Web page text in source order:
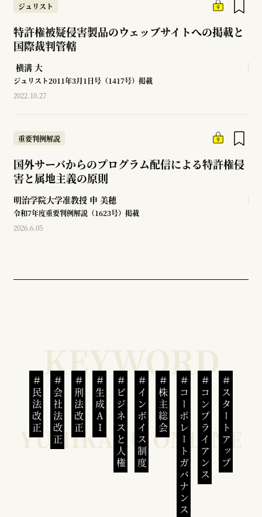
ジュリスト
特許権被疑侵害製品のウェッブサイトへの掲載と
国際裁判管轄
横溝 大
ジュリスト2011年3月1日号（1417号）掲載
2022.10.27
重要判例解説
国外サーバからのプログラム配信による特許権侵
害と属地主義の原則
明治学院大学准教授 申 美穂
令和7年度重要判例解説（1623号）掲載
2026.6.05
民法改正 会社法改正 刑法改正 生成AI ビジネスと人権インボイス制度 株主総会 コーポレートガバナンスコンプライアンススタートアップ